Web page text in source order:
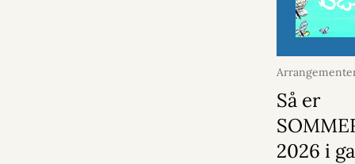
juni 2026
Så er
2026 i